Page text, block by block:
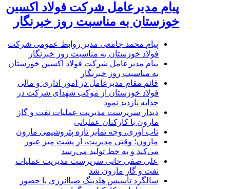
پیام مدیرعامل شرکت فولاد اکسین
خوزستان به مناسبت روز خبرنگار
پیام محمد جامعی مدیر روابط عمومی شرکت
فولاد خوزستان به مناسبت روز خبرنگار
پیام مدیرعامل شرکت فولاد اکسین خوزستان
به مناسبت روز خبرنگار
قائم مقام مدیرعامل در امور اداری و مالی
فولاد خوزستان از موکب شهدای شرکت در
چذابه بازدید نمود
دیدار سرپرست مدیریت عملیات نفت و گاز
مارون با کارکنان عملیاتی
تاب آوری، وجه تمایز تازه پتروشیمی مارون
مارون؛ وقتی مدیریت، از پشت میز عبور
می‌کند و به خط تولید می‌رسد
علی صفی خانی سرپرست مدیریت عملیات
نفت و گاز مارون شد
سالگرد تأسیس هلدینگ صباانرژی با حضور